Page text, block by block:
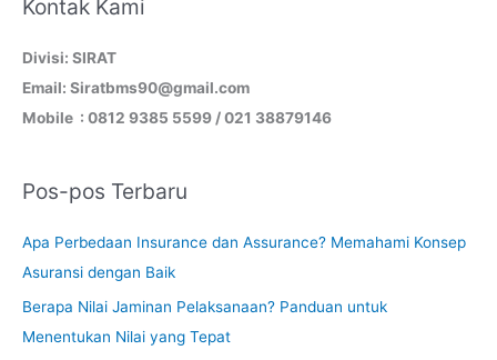
Kontak Kami
Divisi: SIRAT
Email: Siratbms90@gmail.com
Mobile : 0812 9385 5599 / 021 38879146
Pos-pos Terbaru
Apa Perbedaan Insurance dan Assurance? Memahami Konsep
Asuransi dengan Baik
Berapa Nilai Jaminan Pelaksanaan? Panduan untuk
Menentukan Nilai yang Tepat